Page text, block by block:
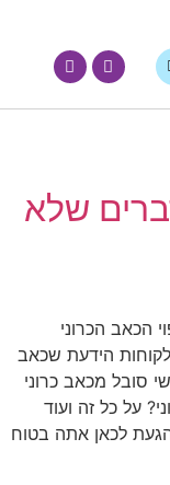
שלא
הכאב הכרוני
הידעת שכאב
סובל מכאב כרוני
על כל זה ועוד
לכאן אתה בטוח